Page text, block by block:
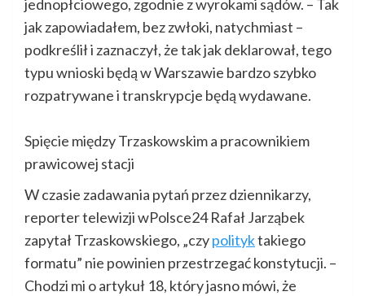
jednopłciowego, zgodnie z wyrokami sądów. – Tak
jak zapowiadałem, bez zwłoki, natychmiast –
podkreślił i zaznaczył, że tak jak deklarował, tego
typu wnioski będą w Warszawie bardzo szybko
rozpatrywane i transkrypcje będą wydawane.
Spięcie między Trzaskowskim a pracownikiem
prawicowej stacji
W czasie zadawania pytań przez dziennikarzy,
reporter telewizji wPolsce24 Rafał Jarząbek
zapytał Trzaskowskiego, „czypolityktakiego
formatu” nie powinien przestrzegać konstytucji. –
Chodzi mi o artykuł 18, który jasno mówi, że